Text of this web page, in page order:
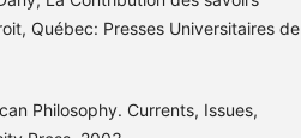
Québec: Presses Universitaires de
Philosophy. Currents, Issues,